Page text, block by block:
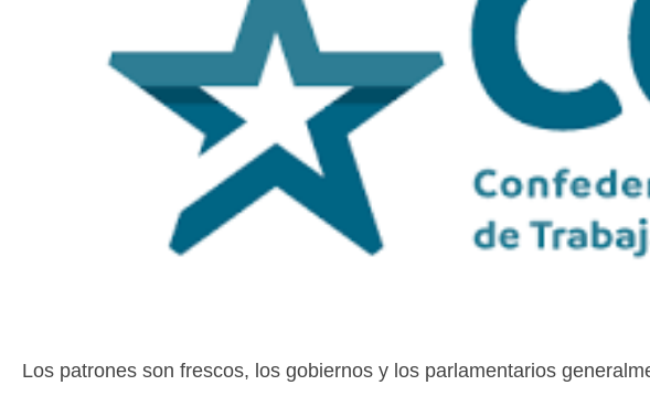
Los patrones son frescos, los gobiernos y los parlamentarios